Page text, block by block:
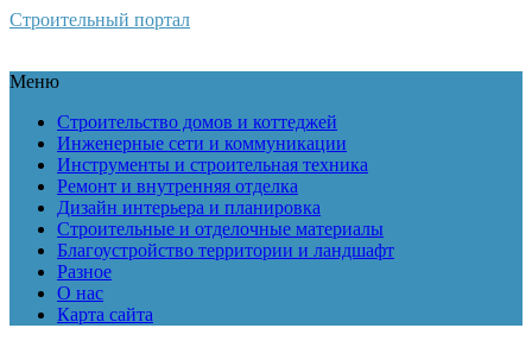
Строительный портал
Меню
Строительство домов и коттеджей
Инженерные сети и коммуникации
Инструменты и строительная техника
Ремонт и внутренняя отделка
Дизайн интерьера и планировка
Строительные и отделочные материалы
Благоустройство территории и ландшафт
Разное
О нас
Карта сайта